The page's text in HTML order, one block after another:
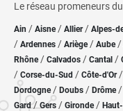
Le réseau promeneurs
Ain / Aisne/ Allier/ Alpes-
/ Ardennes / Ariège/ Aube/
Rhône/ Calvados / Cantal /
/ Corse-du-Sud / Côte-d'Or /
Dordogne/ Doubs / Drôme/
Gard/ Gers / Gironde/